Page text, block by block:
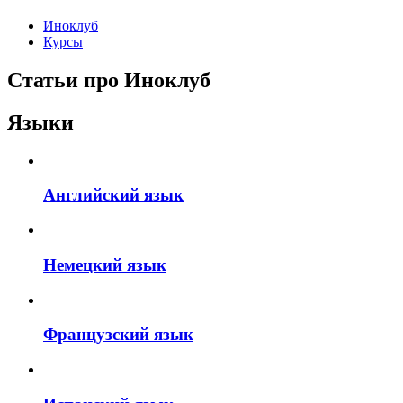
Иноклуб
Курсы
Статьи про Иноклуб
Языки
Английский язык
Немецкий язык
Французский язык